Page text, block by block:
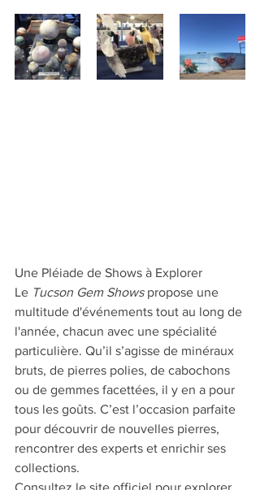
Une Pléiade de Shows à Explorer
Le Tucson Gem Shows propose une
multitude d'événements tout au long de
l'année, chacun avec une spécialité
particulière. Qu’il s’agisse de minéraux
bruts, de pierres polies, de cabochons
ou de gemmes facettées, il y en a pour
tous les goûts. C’est l’occasion parfaite
pour découvrir de nouvelles pierres,
rencontrer des experts et enrichir ses
collections.
Consultez le site officiel pour explorer